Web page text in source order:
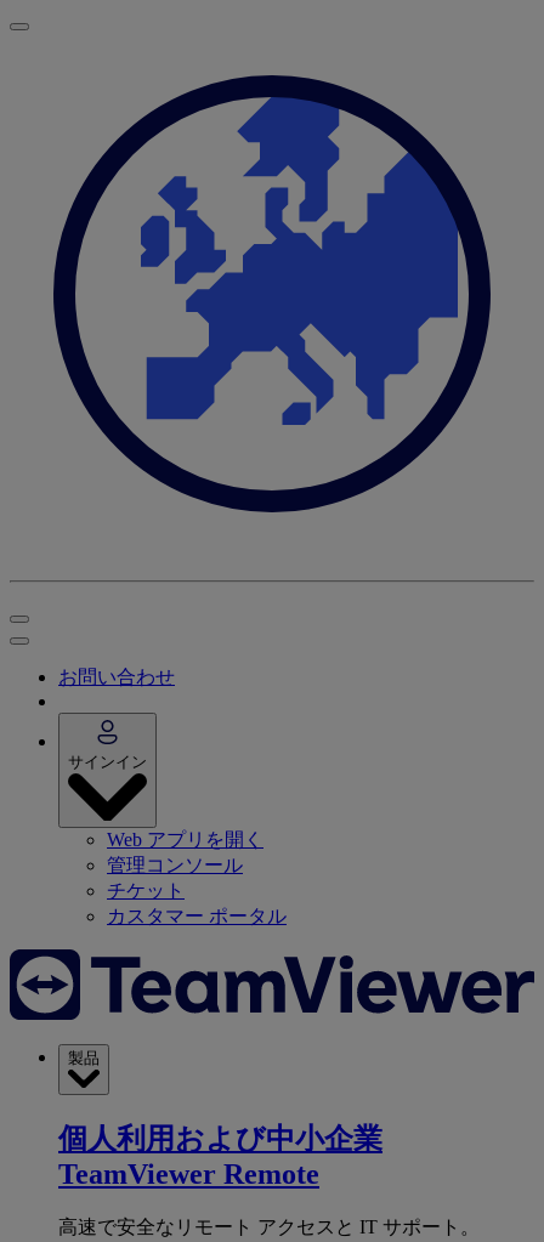
お問い合わせ
サインイン
Web アプリを開く
管理コンソール
チケット
カスタマー ポータル
製品
個人利用および中小企業
TeamViewer Remote
高速で安全なリモート アクセスと IT サポート。